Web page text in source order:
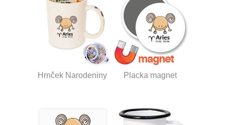
Hrnček Narodeniny Placka magnet